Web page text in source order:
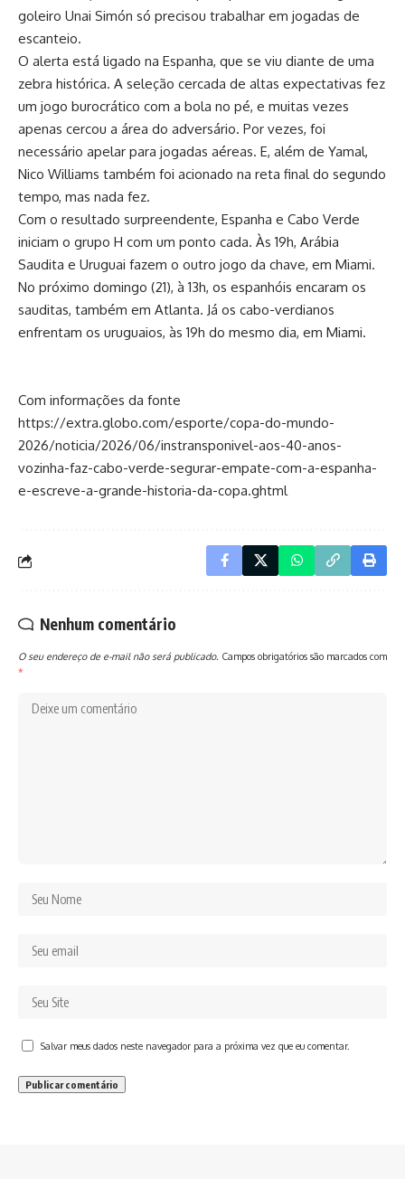
goleiro Unai Simón só precisou trabalhar em jogadas de
escanteio.
O alerta está ligado na Espanha, que se viu diante de uma
zebra histórica. A seleção cercada de altas expectativas fez
um jogo burocrático com a bola no pé, e muitas vezes
apenas cercou a área do adversário. Por vezes, foi
necessário apelar para jogadas aéreas. E, além de Yamal,
Nico Williams também foi acionado na reta final do segundo
tempo, mas nada fez.
Com o resultado surpreendente, Espanha e Cabo Verde
iniciam o grupo H com um ponto cada. Às 19h, Arábia
Saudita e Uruguai fazem o outro jogo da chave, em Miami.
No próximo domingo (21), à 13h, os espanhóis encaram os
sauditas, também em Atlanta. Já os cabo-verdianos
enfrentam os uruguaios, às 19h do mesmo dia, em Miami.
Com informações da fonte
https://extra.globo.com/esporte/copa-do-mundo-
2026/noticia/2026/06/instransponivel-aos-40-anos-
vozinha-faz-cabo-verde-segurar-empate-com-a-espanha-
e-escreve-a-grande-historia-da-copa.ghtml
Nenhum comentário
O seu endereço de e-mail não será publicado. Campos obrigatórios são marcados com
*
Salvar meus dados neste navegador para a próxima vez que eu comentar.